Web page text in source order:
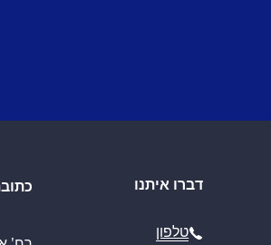
דברו איתנו
טלפון